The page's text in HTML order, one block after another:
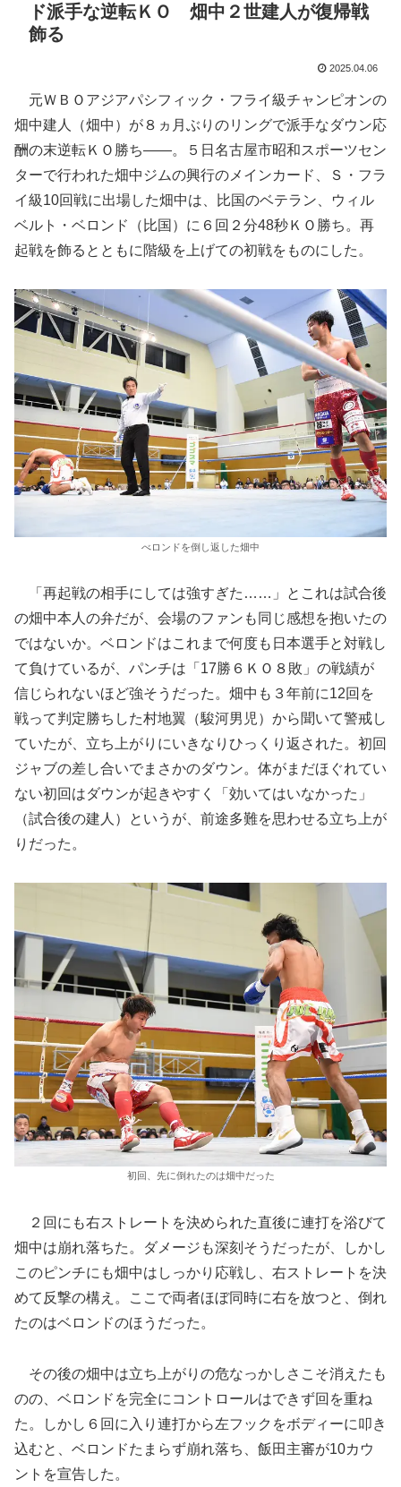
ド派手な逆転ＫＯ 畑中２世建人が復帰戦
飾る
2025.04.06
元ＷＢＯアジアパシフィック・フライ級チャンピオンの
畑中建人（畑中）が８ヵ月ぶりのリングで派手なダウン応
酬の末逆転ＫＯ勝ち――。５日名古屋市昭和スポーツセン
ターで行われた畑中ジムの興行のメインカード、Ｓ・フラ
イ級10回戦に出場した畑中は、比国のベテラン、ウィル
ベルト・ベロンド（比国）に６回２分48秒ＫＯ勝ち。再
起戦を飾るとともに階級を上げての初戦をものにした。
べロンドを倒し返した畑中
「再起戦の相手にしては強すぎた……」とこれは試合後
の畑中本人の弁だが、会場のファンも同じ感想を抱いたの
ではないか。ベロンドはこれまで何度も日本選手と対戦し
て負けているが、パンチは「17勝６ＫＯ８敗」の戦績が
信じられないほど強そうだった。畑中も３年前に12回を
戦って判定勝ちした村地翼（駿河男児）から聞いて警戒し
ていたが、立ち上がりにいきなりひっくり返された。初回
ジャブの差し合いでまさかのダウン。体がまだほぐれてい
ない初回はダウンが起きやすく「効いてはいなかった」
（試合後の建人）というが、前途多難を思わせる立ち上が
りだった。
初回、先に倒れたのは畑中だった
２回にも右ストレートを決められた直後に連打を浴びて
畑中は崩れ落ちた。ダメージも深刻そうだったが、しかし
このピンチにも畑中はしっかり応戦し、右ストレートを決
めて反撃の構え。ここで両者ほぼ同時に右を放つと、倒れ
たのはベロンドのほうだった。
その後の畑中は立ち上がりの危なっかしさこそ消えたも
のの、ベロンドを完全にコントロールはできず回を重ね
た。しかし６回に入り連打から左フックをボディーに叩き
込むと、ベロンドたまらず崩れ落ち、飯田主審が10カウ
ントを宣告した。